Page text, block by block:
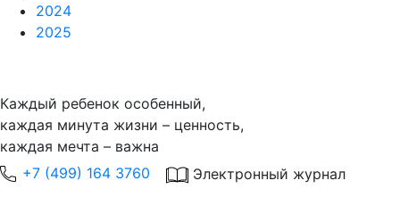
2024
2025
Каждый ребенок особенный,
каждая минута жизни – ценность,
каждая мечта – важна
+7 (499) 164 3760
Электронный журнал